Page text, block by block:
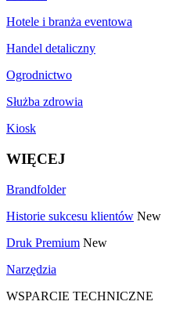
Hotele i branża eventowa
Handel detaliczny
Ogrodnictwo
Służba zdrowia
Kiosk
WIĘCEJ
Brandfolder
Historie sukcesu klientów New
Druk Premium New
Narzędzia
WSPARCIE TECHNICZNE